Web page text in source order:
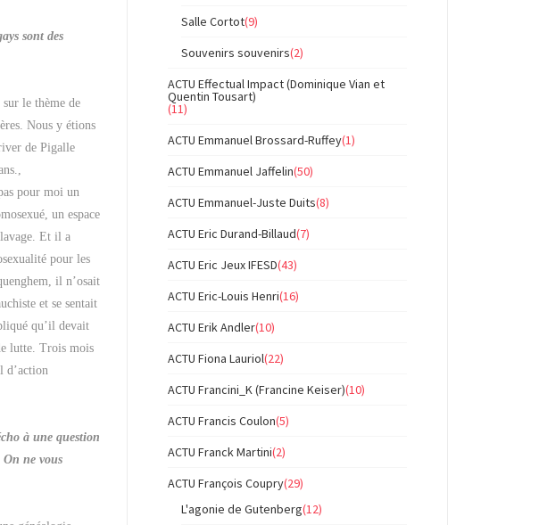
sont des
le thème de
Nous y étions
de Pigalle
pour moi un
un espace
Et il a
pour les
il n’osait
et se sentait
qu’il devait
lutte. Trois mois
d’action
à une question
ne vous
Salle Cortot(9)
Souvenirs souvenirs(2)
ACTU Effectual Impact (Dominique Vian et
Quentin Tousart)
(11)
ACTU Emmanuel Brossard-Ruffey(1)
ACTU Emmanuel Jaffelin(50)
ACTU Emmanuel-Juste Duits(8)
ACTU Eric Durand-Billaud(7)
ACTU Eric Jeux IFESD(43)
ACTU Eric-Louis Henri(16)
ACTU Erik Andler(10)
ACTU Fiona Lauriol(22)
ACTU Francini_K (Francine Keiser)(10)
ACTU Francis Coulon(5)
ACTU Franck Martini(2)
ACTU François Coupry(29)
L'agonie de Gutenberg(12)